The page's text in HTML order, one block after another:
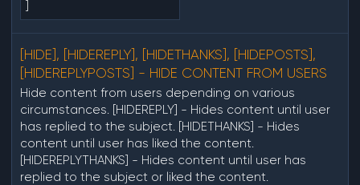
]
[HIDE], [HIDEREPLY], [HIDETHANKS], [HIDEPOSTS],
[HIDEREPLYPOSTS] - HIDE CONTENT FROM USERS
Hide content from users depending on various
circumstances. [HIDEREPLY] - Hides content until user
has replied to the subject. [HIDETHANKS] - Hides
content until user has liked the content.
[HIDEREPLYTHANKS] - Hides content until user has
replied to the subject or liked the content.